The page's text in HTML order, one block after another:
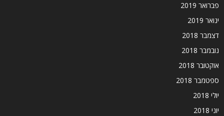
פברואר 2019
ינואר 2019
דצמבר 2018
נובמבר 2018
אוקטובר 2018
ספטמבר 2018
יולי 2018
יוני 2018